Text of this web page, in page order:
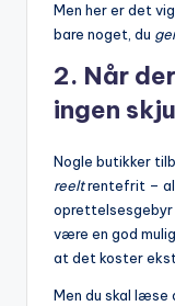
Men her er det
bare noget, du
2. Når
ingen
Nogle butikker
reeltrentefrit –
oprettelsesgebyr
være en god
at det koster
Men du skal læse